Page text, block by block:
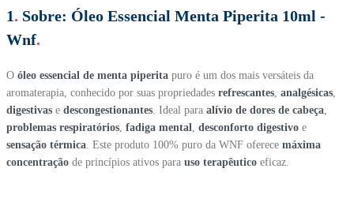
1. Sobre: Óleo Essencial Menta Piperita 10ml -
Wnf.
O óleo essencial de menta piperita puro é um dos mais versáteis da
aromaterapia, conhecido por suas propriedades refrescantes analgésicas
digestivas e descongestionantes . Ideal para alívio de dores de cabeça
problemas respiratórios fadiga mental desconforto digestivo e
sensação térmica . Este produto 100% puro da WNF oferece máxima
concentração de princípios ativos para uso terapêutico eficaz.